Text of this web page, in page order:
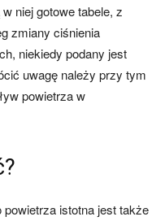
niej gotowe tabele, z
zmiany ciśnienia
niekiedy podany jest
uwagę należy przy tym
powietrza w
istotna jest także